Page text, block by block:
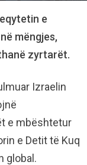
e
mëngjes,
zyrtarët.
Izraelin
e mbështetur
e Detit të Kuq
global.